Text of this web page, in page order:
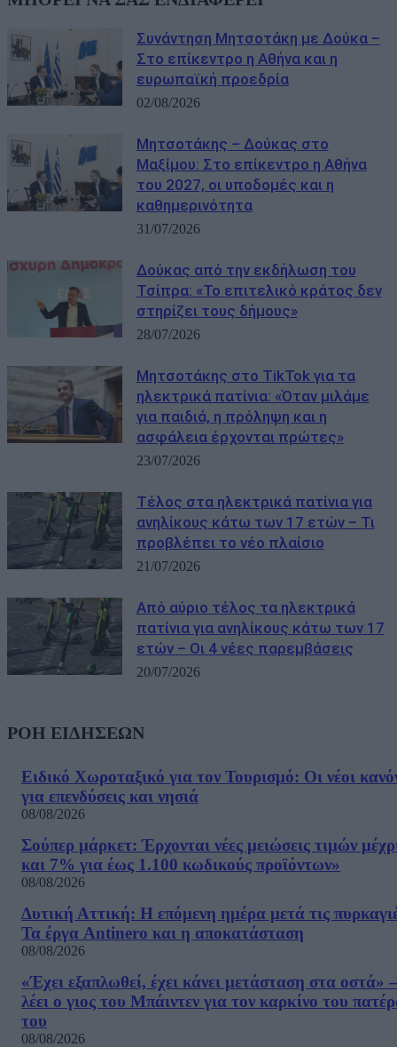
Συνάντηση Μητσοτάκη με Δούκα –
Στο επίκεντρο η Αθήνα και η
ευρωπαϊκή προεδρία
02/08/2026
Μητσοτάκης – Δούκας στο
Μαξίμου: Στο επίκεντρο η Αθήνα
του 2027, οι υποδομές και η
καθημερινότητα
31/07/2026
Δούκας από την εκδήλωση του
Τσίπρα: «Το επιτελικό κράτος δεν
στηρίζει τους δήμους»
28/07/2026
Μητσοτάκης στο TikTok για τα
ηλεκτρικά πατίνια: «Όταν μιλάμε
για παιδιά, η πρόληψη και η
ασφάλεια έρχονται πρώτες»
23/07/2026
Τέλος στα ηλεκτρικά πατίνια για
ανηλίκους κάτω των 17 ετών – Τι
προβλέπει το νέο πλαίσιο
21/07/2026
Από αύριο τέλος τα ηλεκτρικά
πατίνια για ανηλίκους κάτω των 17
ετών – Οι 4 νέες παρεμβάσεις
20/07/2026
ΡΟΗ ΕΙΔΗΣΕΩΝ
Ειδικό Χωροταξικό για τον Τουρισμό: Οι νέοι
για επενδύσεις και νησιά
08/08/2026
Σούπερ μάρκετ: Έρχονται νέες μειώσεις τιμών
και 7% για έως 1.100 κωδικούς προϊόντων»
08/08/2026
Δυτική Αττική: Η επόμενη ημέρα μετά τις
Τα έργα Antinero και η αποκατάσταση
08/08/2026
«Έχει εξαπλωθεί, έχει κάνει μετάσταση στα οστά»
λέει ο γιος του Μπάιντεν για τον καρκίνο του
του
08/08/2026